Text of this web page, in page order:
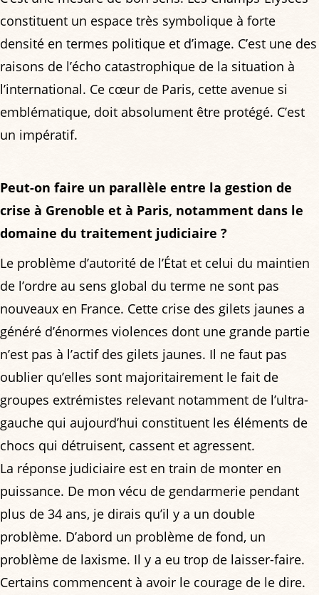
constituent un espace très symbolique à forte
densité en termes politique et d’image. C’est une des
raisons de l’écho catastrophique de la situation à
l’international. Ce cœur de Paris, cette avenue si
emblématique, doit absolument être protégé. C’est
un impératif.
Peut-on faire un parallèle entre la gestion de
crise à Grenoble et à Paris, notamment dans le
domaine du traitement judiciaire ?
Le problème d’autorité de l’État et celui du maintien
de l’ordre au sens global du terme ne sont pas
nouveaux en France. Cette crise des gilets jaunes a
généré d’énormes violences dont une grande partie
n’est pas à l’actif des gilets jaunes. Il ne faut pas
oublier qu’elles sont majoritairement le fait de
groupes extrémistes relevant notamment de l’ultra-
gauche qui aujourd’hui constituent les éléments de
chocs qui détruisent, cassent et agressent.
La réponse judiciaire est en train de monter en
puissance. De mon vécu de gendarmerie pendant
plus de 34 ans, je dirais qu’il y a un double
problème. D’abord un problème de fond, un
problème de laxisme. Il y a eu trop de laisser-faire.
Certains commencent à avoir le courage de le dire.